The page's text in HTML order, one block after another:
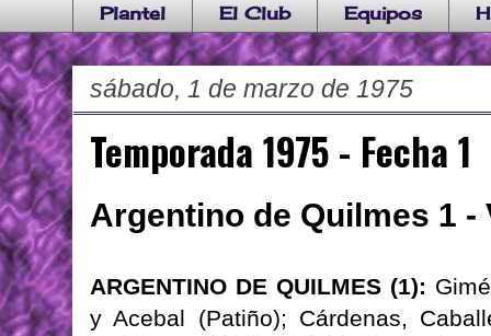
Plantel El Club Equipos
sábado, 1 de marzo de 1975
Temporada 1975 - Fecha 1
Argentino de Quilmes 1 -
ARGENTINO DE QUILMES (1):
y Acebal (Patiño); Cárdenas,